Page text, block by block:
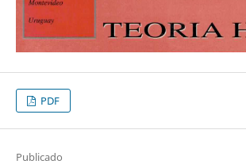
PDF
Publicado